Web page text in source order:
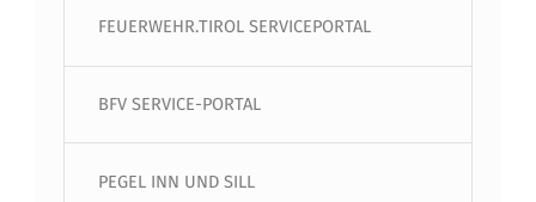
FEUERWEHR.TIROL SERVICEPORTAL
BFV SERVICE-PORTAL
PEGEL INN UND SILL